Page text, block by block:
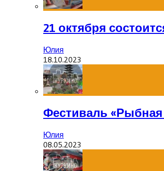
21 октября
Юлия
18.10.2023
Фестиваль
Юлия
08.05.2023